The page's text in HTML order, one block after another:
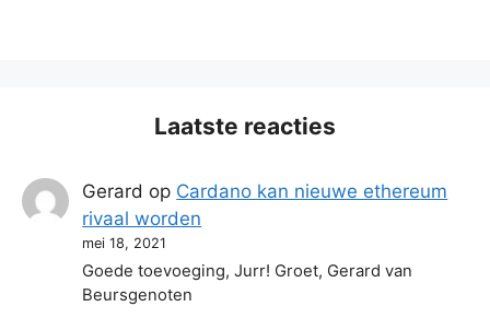
Laatste reacties
Gerard op Cardano kan nieuwe ethereum
rivaal worden
mei 18, 2021
Goede toevoeging, Jurr! Groet, Gerard van
Beursgenoten